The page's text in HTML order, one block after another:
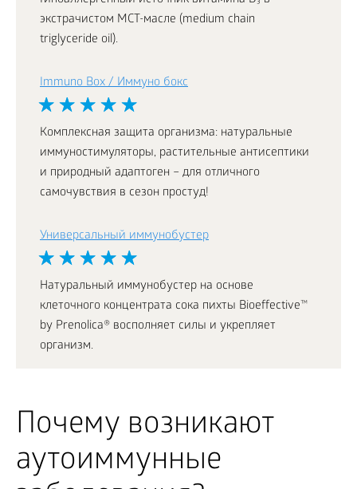
экстрачистом МСТ-масле (medium chain
triglyceride oil).
Immuno Box / Иммуно бокс
Комплексная защита организма: натуральные
иммуностимуляторы, растительные антисептики
и природный адаптоген – для отличного
самочувствия в сезон простуд!
Универсальный иммунобустер
Натуральный иммунобустер на основе
клеточного концентрата сока пихты Bioeffective™
by Prenolica® восполняет силы и укрепляет
организм.
Почему возникают
аутоиммунные